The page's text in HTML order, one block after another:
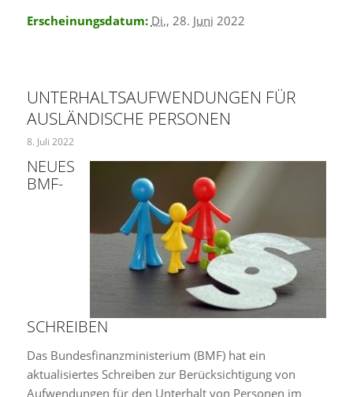
Erscheinungsdatum: Di., 28. Juni 2022
UNTERHALTSAUFWENDUNGEN FÜR
AUSLÄNDISCHE PERSONEN
8. Juli 2022
NEUES
BMF-
SCHREIBEN
Das Bundesfinanzministerium (BMF) hat ein
aktualisiertes Schreiben zur Berücksichtigung von
Aufwendungen für den Unterhalt von Personen im